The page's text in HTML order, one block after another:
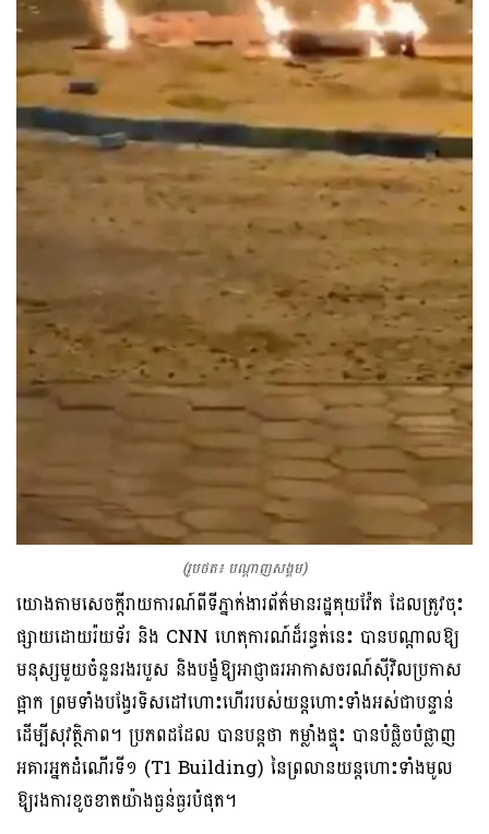
(រូបថត៖ បណ្ដាញ​សង្គម)
យោងតាមសេចក្ដី​រាយការណ៍ពីទីភ្នាក់ងារ​ព័ត៌មានរដ្ឋគុយវ៉ែត ដែល​ត្រូវ​ចុះ
ផ្សាយដោយ​រ៉យទ័រ និង CNN ហេតុការណ៍ដ៏រន្ធត់នេះ បានបណ្តាលឱ្យ
មនុស្សមួយចំនួនរងរបួស និងបង្ខំឱ្យអាជ្ញាធរអាកាសចរណ៍ស៊ីវិលប្រកាស
ផ្អាក ព្រមទាំងបង្វែរទិសដៅហោះហើររបស់យន្តហោះទាំងអស់ជាបន្ទាន់
ដើម្បីសុវត្ថិភាព។ ប្រភពដដែល បានបន្តថា កម្លាំងផ្ទុះ បានបំផ្លិចបំផ្លាញ
អគារអ្នកដំណើរទី១ (T1 Building) នៃព្រលានយន្តហោះទាំងមូល
ឱ្យរងការខូចខាតយ៉ាងធ្ងន់ធ្ងរបំផុត។